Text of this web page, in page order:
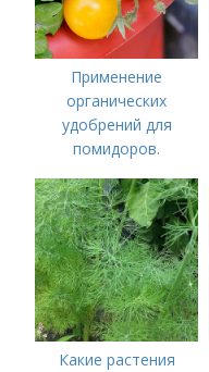
Применение
органических
удобрений для
помидоров.
удобрения для
томатов
Какие растения